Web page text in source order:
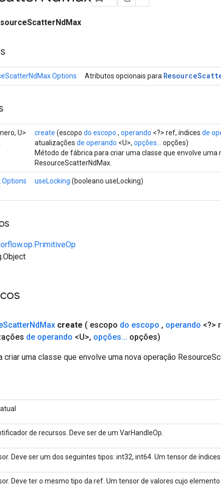
Atributos opcionais para Resource
U>
create (escopo do escopo , operando <?> ref, índices de
atualizações de operando <U>, opções...
opções)
Método de fábrica para criar uma classe que envolve uma
ResourceScatterNdMax.
useLocking (booleano useLocking)
ScatterNdMax create ( escopo do escopo , operando <?>
de operando <U>, opções... opções)
criar uma classe que envolve uma nova operação
de recursos. Deve ser de um VarHandleOp.
Deve ser um dos seguintes tipos: int32, int64. Um tensor de
Deve ter o mesmo tipo da ref. Um tensor de valores cujo